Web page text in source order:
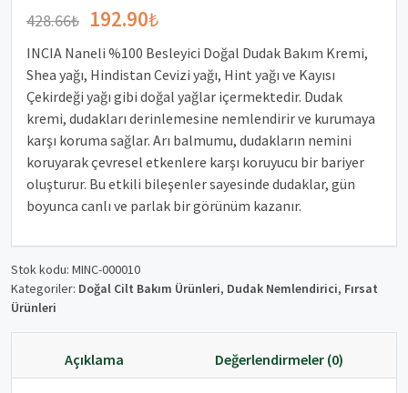
428.66₺ 192.90₺
INCIA Naneli %100 Besleyici Doğal Dudak Bakım Kremi,
Shea yağı, Hindistan Cevizi yağı, Hint yağı ve Kayısı
Çekirdeği yağı gibi doğal yağlar içermektedir. Dudak
kremi, dudakları derinlemesine nemlendirir ve kurumaya
karşı koruma sağlar. Arı balmumu, dudakların nemini
koruyarak çevresel etkenlere karşı koruyucu bir bariyer
oluşturur. Bu etkili bileşenler sayesinde dudaklar, gün
boyunca canlı ve parlak bir görünüm kazanır.
Stok kodu: MINC-000010
Kategoriler: Doğal Cilt Bakım Ürünleri, Dudak Nemlendirici, Fırsat
Ürünleri
Açıklama Değerlendirmeler (0)